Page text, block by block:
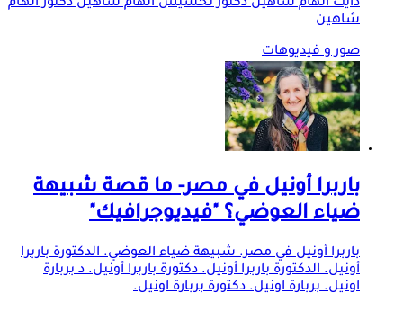
دايت الهام شاهين دكتور تخسيس الهام شاهين دكتور الهام
شاهين
صور و فيديوهات
باربرا أونيل في مصر- ما قصة شبيهة
ضياء العوضي؟ "فيديوجرافيك"
باربرا أونيل في مصر. شبيهة ضياء العوضي. الدكتورة باربرا
أونيل. الدكتورة باربرا أونيل. دكتورة باربرا أونيل. د بربارة
اونيل. بربارة اونيل. دكتورة بربارة اونيل.